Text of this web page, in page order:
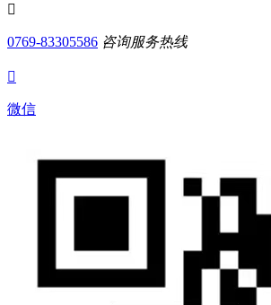

0769-83305586 咨询服务热线

微信